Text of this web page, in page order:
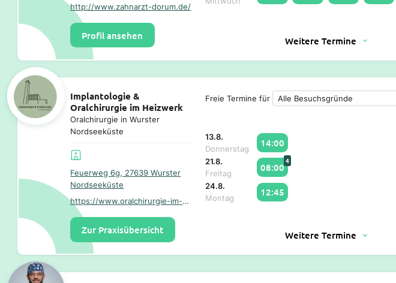
http://www.zahnarzt-dorum.de/
Profil ansehen Weitere Termine
Implantologie &
Oralchirurgie im Heizwerk
Oralchirurgie in Wurster
Nordseeküste
Feuerweg 6g, 27639 Wurster
Nordseeküste
https://www.oralchirurgie-im-heizwerk.de/
Zur Praxisübersicht
Freie Termine für
13.8.
Donnerstag
14:00
21.8.
Freitag
08:00
4
24.8.
Montag
12:45
Weitere Termine